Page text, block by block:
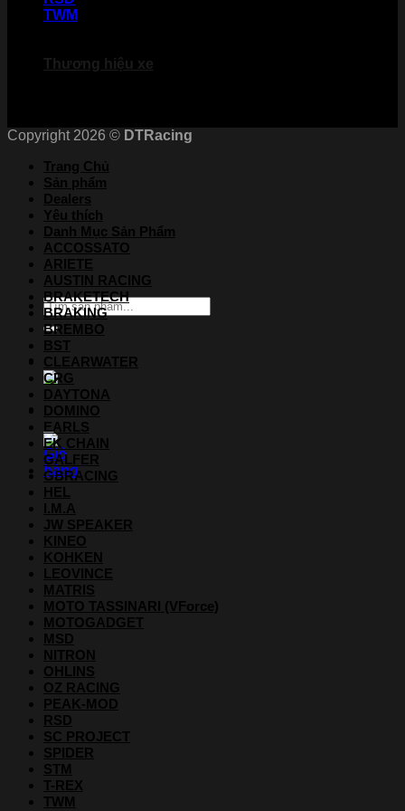
TWM
Thương hiệu xe
Tìm
kiếm:
Copyright 2026 © DTRacing
Trang Chủ
Sản phẩm
Dealers
Yêu thích
Danh Mục Sản Phẩm
ACCOSSATO
ARIETE
AUSTIN RACING
BRAKETECH
BRAKING
BREMBO
BST
CLEARWATER
CRG
DAYTONA
DOMINO
EARLS
EK CHAIN
GALFER
GBRACING
HEL
I.M.A
JW SPEAKER
KINEO
KOHKEN
LEOVINCE
MATRIS
MOTO TASSINARI (VForce)
MOTOGADGET
MSD
NITRON
OHLINS
OZ RACING
PEAK-MOD
RSD
SC PROJECT
SPIDER
STM
T-REX
TWM